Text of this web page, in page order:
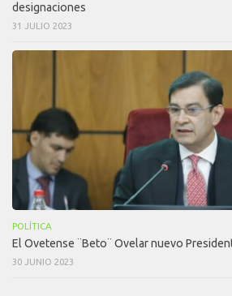
designaciones
31 JULIO 2023
POLÍTICA
El Ovetense ¨Beto¨ Ovelar nuevo
30 JUNIO 2023